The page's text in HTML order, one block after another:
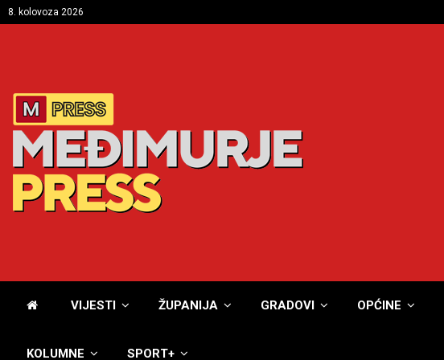
8. kolovoza 2026
VIJESTI ŽUPANIJA GRADOVI OPĆINE
KOLUMNE SPORT+